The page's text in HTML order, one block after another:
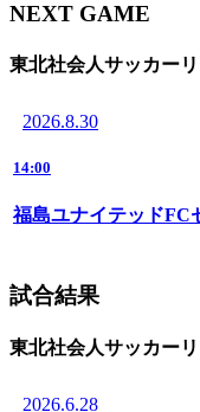
NEXT GAME
東北社会人サッカー
2026.8.30
14:00
福島ユナイテッドFC
試合結果
東北社会人サッカー
2026.6.28